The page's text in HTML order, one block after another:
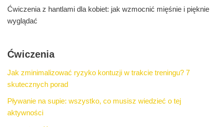
Ćwiczenia z hantlami dla kobiet: jak wzmocnić mięśnie i pięknie
wyglądać
Ćwiczenia
Jak zminimalizować ryzyko kontuzji w trakcie treningu? 7
skutecznych porad
Pływanie na supie: wszystko, co musisz wiedzieć o tej
aktywności